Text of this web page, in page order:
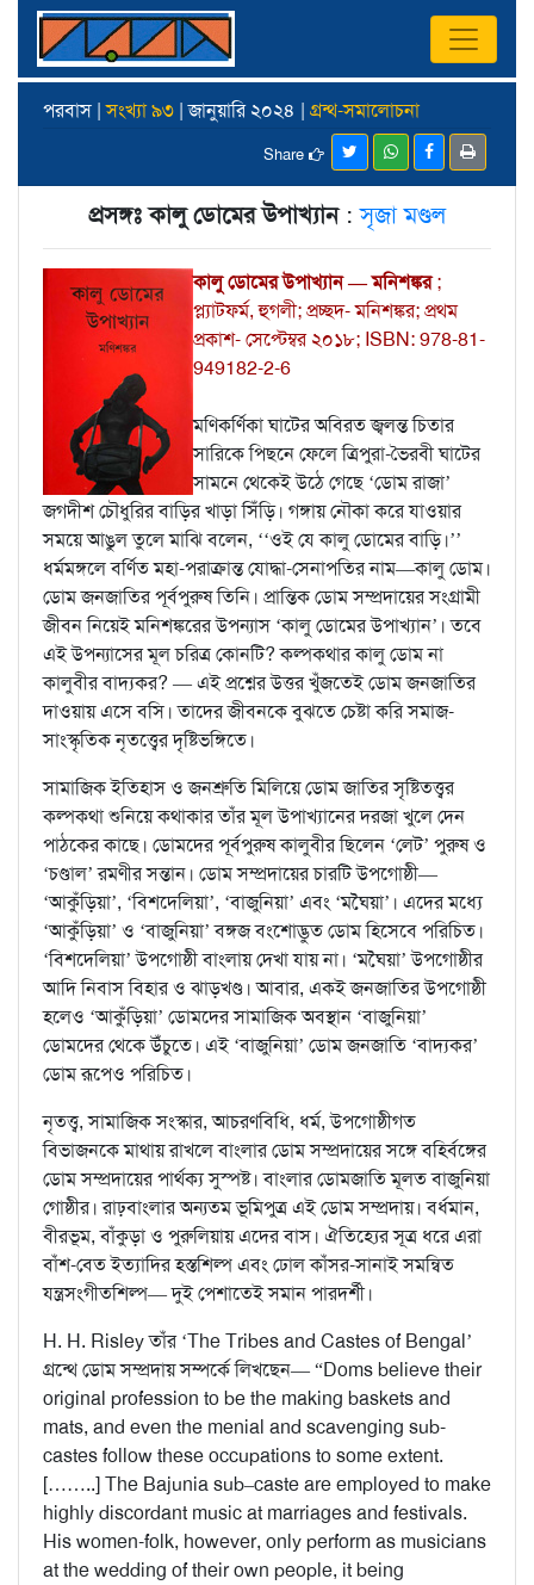
পরবাস |সংখ্যা ৯৩ | জানুয়ারি ২০২৪ | গ্রন্থ-সমালোচনা
Share
প্রসঙ্গঃ কালু ডোমের উপাখ্যান :সৃজা মণ্ডল
কালু ডোমের উপাখ্যান — মনিশঙ্কর;
প্ল্যাটফর্ম, হুগলী; প্রচ্ছদ- মনিশঙ্কর; প্রথম
প্রকাশ- সেপ্টেম্বর ২০১৮; ISBN: 978-81-
949182-2-6
মণিকর্ণিকা ঘাটের অবিরত জ্বলন্ত চিতার
সারিকে পিছনে ফেলে ত্রিপুরা-ভৈরবী ঘাটের
সামনে থেকেই উঠে গেছে ‘ডোম রাজা’
জগদীশ চৌধুরির বাড়ির খাড়া সিঁড়ি। গঙ্গায় নৌকা করে যাওয়ার
সময়ে আঙুল তুলে মাঝি বলেন, ‘‘ওই যে কালু ডোমের বাড়ি।’’
ধর্মমঙ্গলে বর্ণিত মহা-পরাক্রান্ত যোদ্ধা-সেনাপতির নাম—কালু ডোম।
ডোম জনজাতির পূর্বপুরুষ তিনি। প্রান্তিক ডোম সম্প্রদায়ের সংগ্রামী
জীবন নিয়েই মনিশঙ্করের উপন্যাস ‘কালু ডোমের উপাখ্যান’। তবে
এই উপন্যাসের মূল চরিত্র কোনটি? কল্পকথার কালু ডোম না
কালুবীর বাদ্যকর? — এই প্রশ্নের উত্তর খুঁজতেই ডোম জনজাতির
দাওয়ায় এসে বসি। তাদের জীবনকে বুঝতে চেষ্টা করি সমাজ-
সাংস্কৃতিক নৃতত্ত্বের দৃষ্টিভঙ্গিতে।
সামাজিক ইতিহাস ও জনশ্রুতি মিলিয়ে ডোম জাতির সৃষ্টিতত্ত্বর
কল্পকথা শুনিয়ে কথাকার তাঁর মূল উপাখ্যানের দরজা খুলে দেন
পাঠকের কাছে। ডোমদের পূর্বপুরুষ কালুবীর ছিলেন ‘লেট’ পুরুষ ও
‘চণ্ডাল’ রমণীর সন্তান। ডোম সম্প্রদায়ের চারটি উপগোষ্ঠী—
‘আকুঁড়িয়া’, ‘বিশদেলিয়া’, ‘বাজুনিয়া’ এবং ‘মঘৈয়া’। এদের মধ্যে
‘আকুঁড়িয়া’ ও ‘বাজুনিয়া’ বঙ্গজ বংশোদ্ভুত ডোম হিসেবে পরিচিত।
‘বিশদেলিয়া’ উপগোষ্ঠী বাংলায় দেখা যায় না। ‘মঘৈয়া’ উপগোষ্ঠীর
আদি নিবাস বিহার ও ঝাড়খণ্ড। আবার, একই জনজাতির উপগোষ্ঠী
হলেও ‘আকুঁড়িয়া’ ডোমদের সামাজিক অবস্থান ‘বাজুনিয়া’
ডোমদের থেকে উঁচুতে। এই ‘বাজুনিয়া’ ডোম জনজাতি ‘বাদ্যকর’
ডোম রূপেও পরিচিত।
নৃতত্ত্ব, সামাজিক সংস্কার, আচরণবিধি, ধর্ম, উপগোষ্ঠীগত
বিভাজনকে মাথায় রাখলে বাংলার ডোম সম্প্রদায়ের সঙ্গে বহির্বঙ্গের
ডোম সম্প্রদায়ের পার্থক্য সুস্পষ্ট। বাংলার ডোমজাতি মূলত বাজুনিয়া
গোষ্ঠীর। রাঢ়বাংলার অন্যতম ভূমিপুত্র এই ডোম সম্প্রদায়। বর্ধমান,
বীরভূম, বাঁকুড়া ও পুরুলিয়ায় এদের বাস। ঐতিহ্যের সূত্র ধরে এরা
বাঁশ-বেত ইত্যাদির হস্তশিল্প এবং ঢোল কাঁসর-সানাই সমন্বিত
যন্ত্রসংগীতশিল্প— দুই পেশাতেই সমান পারদর্শী।
H. H. Risley তাঁর ‘The Tribes and Castes of Bengal’
গ্রন্থে ডোম সম্প্রদায় সম্পর্কে লিখছেন— “Doms believe their
original profession to be the making baskets and
mats, and even the menial and scavenging sub-
castes follow these occupations to some extent.
[……..] The Bajunia sub–caste are employed to make
highly discordant music at marriages and festivals.
His women-folk, however, only perform as musicians
at the wedding of their own people, it being